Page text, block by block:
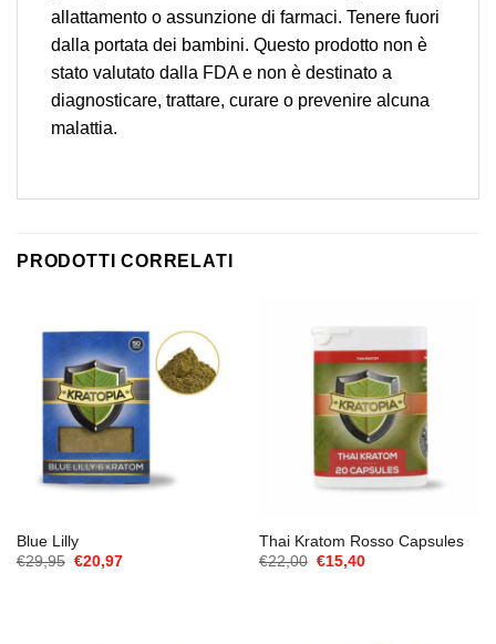
allattamento o assunzione di farmaci. Tenere fuori
dalla portata dei bambini. Questo prodotto non è
stato valutato dalla FDA e non è destinato a
diagnosticare, trattare, curare o prevenire alcuna
malattia.
PRODOTTI CORRELATI
Blue Lilly
€29,95 Il
€20,97Il
Thai Kratom Rosso Capsules
€22,00 Il
€15,40Il